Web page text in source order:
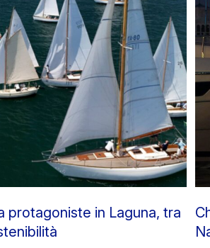
protagoniste in Laguna, tra